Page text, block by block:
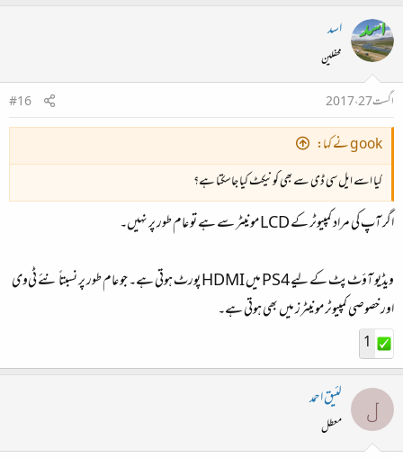
اسد
محفلین
اگست 27، 2017
#16
gook نے کہا:
کیا اسے ایل سی ڈی سے بھی کونیکٹ کیا جاسکتا ہے؟
اگر آپ کی مراد کمپیوٹر کے LCD مونیٹر سے ہے تو عام طور پر نہیں۔
ویڈیو آؤٹ‌پٹ کے لیے PS4 میں HDMI پورٹ ہوتی ہے۔ جو عام طور پر نسبتاً نئے ٹی‌وی
اور خصوصی کمپیوٹر مونیٹرز میں بھی ہوتی ہے۔
1
ل لئیق احمد
معطل